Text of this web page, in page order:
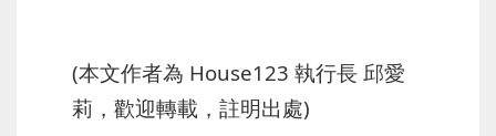
(本文作者為 House123 執行長 邱愛
莉，歡迎轉載，註明出處)